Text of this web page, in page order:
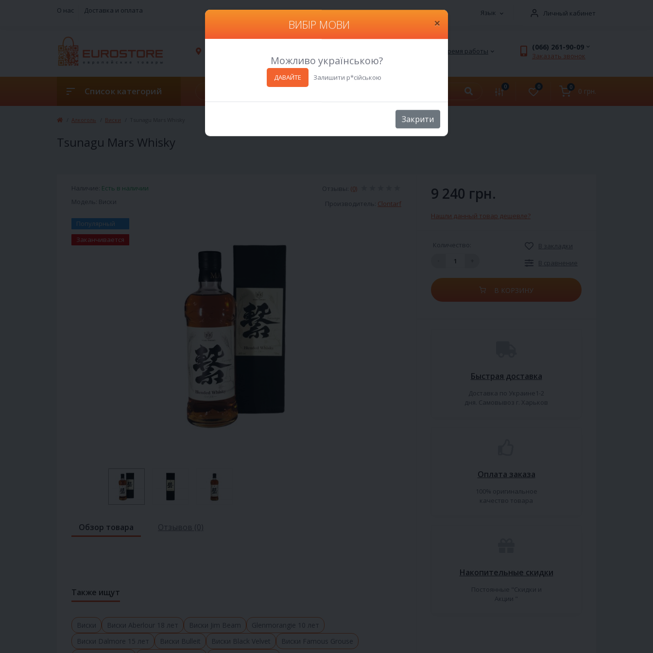
О нас Доставка и оплата Язык Личный кабинет
Время работы (066) 261-90-09
Заказать звонок
Список категорий 0 0 0 0 грн.
Алкоголь Виски
Tsunagu Mars Whisky
×
ВИБІР МОВИ
Можливо українською?
ДАВАЙТЕ Залишити р*сійською
Закрити
Наличие: Есть в наличии
Модель: Виски
Отзывы: (0)
Производитель: Clontarf
Популярный
Заканчивается
Обзор товара Отзывов (0)
Также ищут
Виски Виски Aberlour 18 лет Виски Jim Beam
Glenmorangie 10 лет
Виски Dalmore 15 лет
Виски Bulleit Виски Black Velvet
Виски Famous Grouse
9 240 грн.
Нашли данный товар дешевле?
Количество:
В закладки
В сравнение
В КОРЗИНУ
Быстрая доставка
Доставка по Украине1-2
дня. Самовывоз г. Харьков
Оплата заказа
100% оригинальное
качество товара
Накопительные скидки
Постоянные "Скидки и
Акции "